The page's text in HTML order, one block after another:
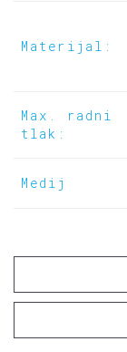
Materijal:
Max. radni
tlak:
Medij